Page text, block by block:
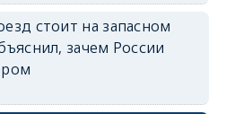
стоит на запасном
зачем России